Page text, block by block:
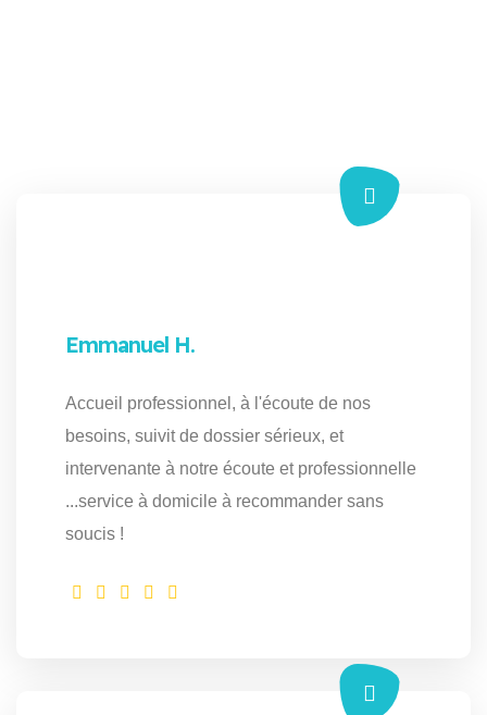
Emmanuel H.
Accueil professionnel, à l'écoute de nos
besoins, suivit de dossier sérieux, et
intervenante à notre écoute et professionnelle
...service à domicile à recommander sans
soucis !